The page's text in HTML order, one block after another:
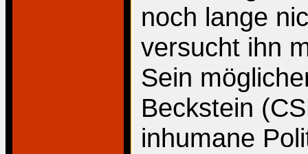
noch lange
versucht ihn
Sein
Beckstein
inhumane